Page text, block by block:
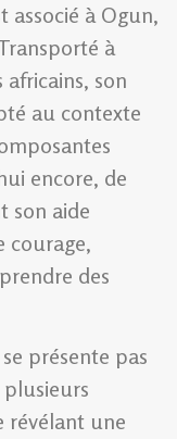
associé à Ogun,
à
son
au contexte
encore, de
son aide
courage,
des
présente pas
révélant une